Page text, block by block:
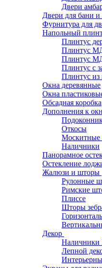
Двери
Двери для бани и
Фурнитура для
Напольный
Плинтус
Плинтус
Плинтус
Плинтус с
Плинтус из
Окна деревянные
Окна
Обсадная коробка
Дополнения к
Откосы
Москитные
Наличники
Панорамное
Остекление
Жалюзи и шторы
Рулонные
Римские
Плиссе
Шторы
Декор
Наличники
Лепной